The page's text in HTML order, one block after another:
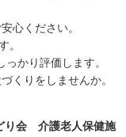
心ください。
。
かり評価します。
くりをしませんか。
り会 介護老人保健施